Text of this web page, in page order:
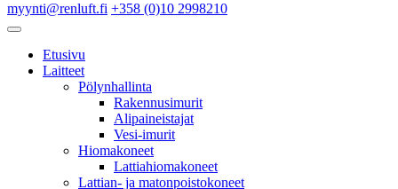
myynti@renluft.fi +358 (0)10 2998210
Etusivu
Laitteet
Pölynhallinta
Rakennusimurit
Alipaineistajat
Vesi-imurit
Hiomakoneet
Lattiahiomakoneet
Lattian- ja matonpoistokoneet